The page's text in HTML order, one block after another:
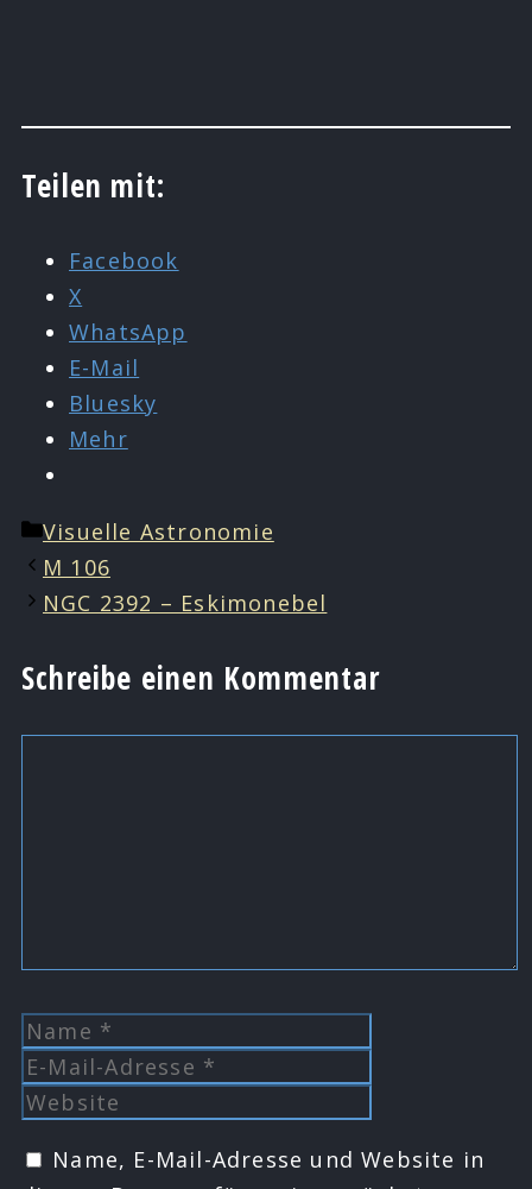
Teilen mit:
Facebook
X
WhatsApp
E-Mail
Bluesky
Mehr
Kategorien
Visuelle Astronomie
M 106
NGC 2392 – Eskimonebel
Schreibe einen Kommentar
Name
Name, E-Mail-Adresse und Website in